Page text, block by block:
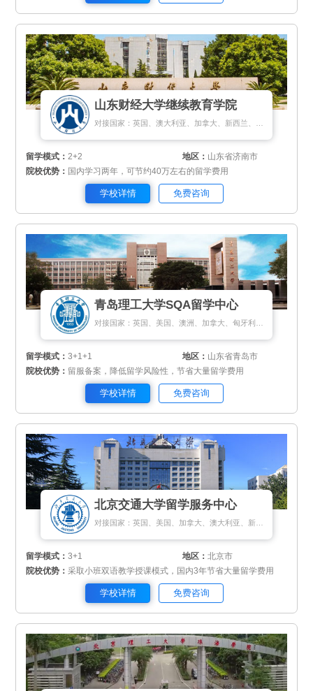
山东财经大学继续教育学院
留学模式：2+2 地区： 山东省济南市
院校优势： 国内学习两年，可节约40万左右的留学费用
学校详情 免费咨询
青岛理工大学SQA留学中心
留学模式：3+1+1 地区： 山东省青岛市
院校优势： 留服备案，降低留学风险性，节省大量留学费用
学校详情 免费咨询
北京交通大学留学服务中心
留学模式：3+1 地区：北京市
院校优势：采取小班双语教学授课模式，国内3年节省大量留学费用
学校详情 免费咨询